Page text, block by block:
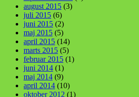
august 2015 (3)
juli 2015 (6)
juni 2015 (2)
maj 2015 (5)
april 2015 (14)
marts 2015 (5)
februar 2015 (1)
juni 2014 (1)
maj 2014 (9)
april 2014 (10)
oktober 2012 (1)